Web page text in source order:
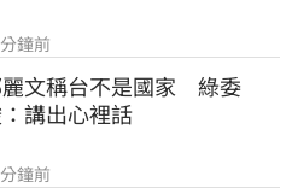
鐘前
文稱台不是國家　綠委
講出心裡話
鐘前